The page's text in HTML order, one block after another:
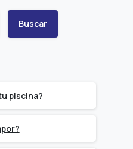
Buscar
piscina?